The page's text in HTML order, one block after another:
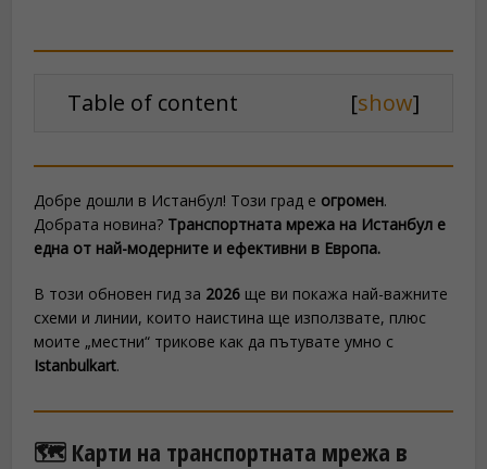
Table of content [show]
Добре дошли в Истанбул! Този град е огромен.
Добрата новина? Транспортната мрежа на Истанбул е
една от най-модерните и ефективни в Европа.
В този обновен гид за 2026 ще ви покажа най-важните
схеми и линии, които наистина ще използвате, плюс
моите „местни“ трикове как да пътувате умно с
Istanbulkart.
🗺️ Карти на транспортната мрежа в